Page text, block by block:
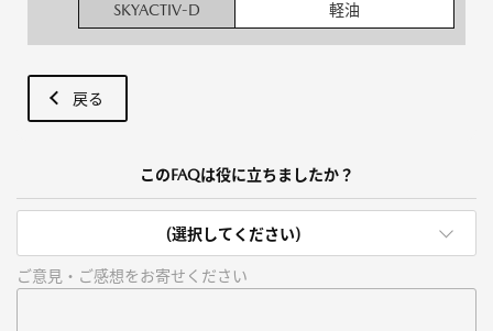
SKYACTIV-D 軽油
戻る
このFAQは役に立ちましたか？
(選択してください)
ご意見・ご感想をお寄せください